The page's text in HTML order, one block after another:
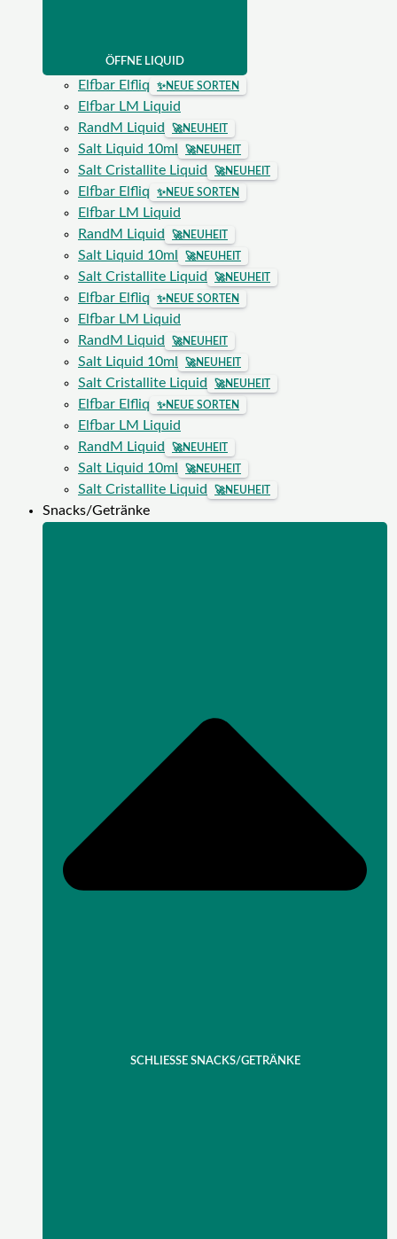
ÖFFNE LIQUID
Elfbar Elfliq ✨NEUE SORTEN
Elfbar LM Liquid
RandM Liquid
🚀NEUHEIT
Salt Liquid 10ml 🚀NEUHEIT
Salt Cristallite Liquid 🚀NEUHEIT
Elfbar Elfliq ✨NEUE SORTEN
Elfbar LM Liquid
RandM Liquid
🚀NEUHEIT
Salt Liquid 10ml 🚀NEUHEIT
Salt Cristallite Liquid 🚀NEUHEIT
Elfbar Elfliq ✨NEUE SORTEN
Elfbar LM Liquid
RandM Liquid
🚀NEUHEIT
Salt Liquid 10ml 🚀NEUHEIT
Salt Cristallite Liquid 🚀NEUHEIT
Elfbar Elfliq ✨NEUE SORTEN
Elfbar LM Liquid
RandM Liquid
🚀NEUHEIT
Salt Liquid 10ml 🚀NEUHEIT
Salt Cristallite Liquid 🚀NEUHEIT
Snacks/Getränke
SCHLIESSE SNACKS/GETRÄNKE